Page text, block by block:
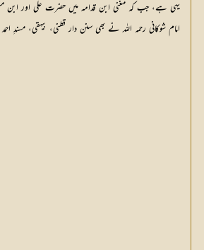
یہی ہے، جب کہ مغنی ابن قدامہ میں حضرت علی اور ابن
امام شوکانی رحمہ اللہ نے بھی سنن دار قطنی، بیہقی،